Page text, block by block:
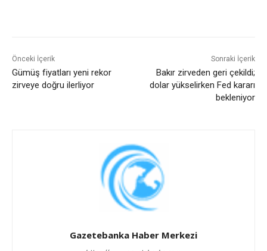
Önceki İçerik
Gümüş fiyatları yeni rekor
zirveye doğru ilerliyor
Sonraki İçerik
Bakır zirveden geri çekildi;
dolar yükselirken Fed kararı
bekleniyor
Gazetebanka Haber Merkezi